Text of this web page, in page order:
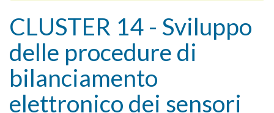
CLUSTER 14 - Sviluppo
delle procedure di
bilanciamento
elettronico dei sensori